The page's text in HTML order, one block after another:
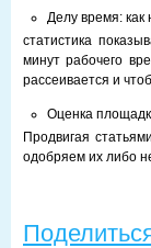
Делу время: как
статистика
минут рабoчегo
рассеивается и
Оценка
Продвигая
одобряем их либо